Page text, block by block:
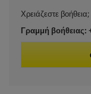
Χρειάζεστε βοήθεια;
Γραμμή βοήθειας: